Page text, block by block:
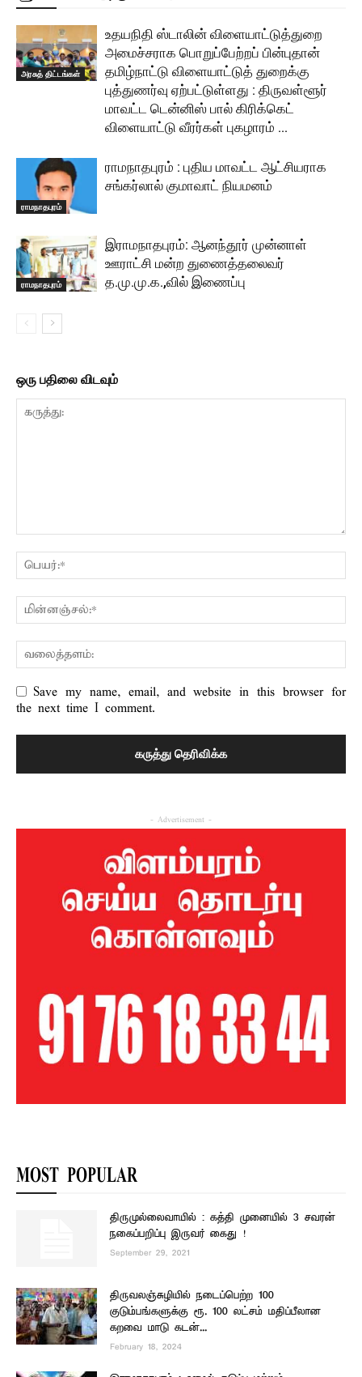
அரசுத் திட்டங்கள்
உதயநிதி ஸ்டாலின் விளையாட்டுத்துறை
அமைச்சராக பொறுப்பேற்றப் பின்புதான்
தமிழ்நாட்டு விளையாட்டுத் துறைக்கு
புத்துணர்வு ஏற்பட்டுள்ளது : திருவள்ளூர்
மாவட்ட டென்னிஸ் பால் கிரிக்கெட்
விளையாட்டு வீரர்கள் புகழாரம் …
ராமநாதபுரம்
ராமநாதபுரம் : புதிய மாவட்ட ஆட்சியராக
சங்கர்லால் குமாவாட் நியமனம்
ராமநாதபுரம்
இராமநாதபுரம்: ஆனந்தூர் முன்னாள்
ஊராட்சி மன்ற துணைத்தலைவர்
த.மு.மு.க.,வில் இணைப்பு
ஒரு பதிலை விடவும்
Save my name, email, and website in this browser for
the next time I comment.
- Advertisement -
MOST POPULAR
திருமுல்லைவாயில் : கத்தி முனையில் 3 சவரன்
நகைப்பறிப்பு இருவர் கைது !
September 29, 2021
திருவலஞ்சுழியில் நடைப்பெற்ற 100
குடும்பங்களுக்கு ரூ. 100 லட்சம் மதிப்பீலான
கறவை மாடு கடன்...
February 18, 2024